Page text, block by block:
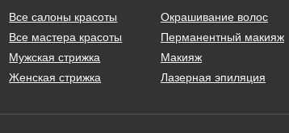
Все салоны красоты
Все мастера красоты
Мужская стрижка
Женская стрижка
Окрашивание волос
Перманентный макияж
Макияж
Лазерная эпиляция